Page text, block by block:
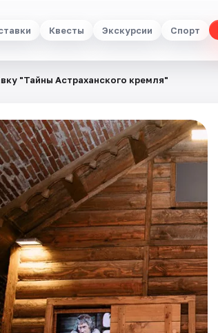
Квесты Экскурсии Спорт
"Тайны Астраханского кремля"